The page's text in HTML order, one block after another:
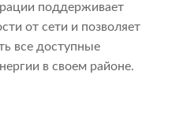
поддерживает
от сети и позволяет
все доступные
в своем районе.